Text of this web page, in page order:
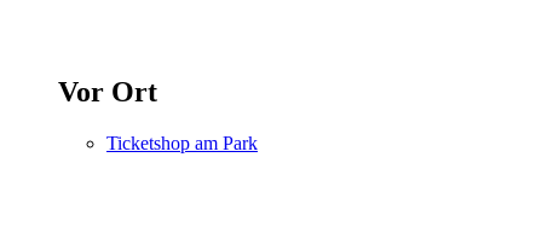
Vor Ort
Ticketshop am Park